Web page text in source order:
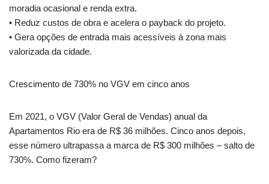
moradia ocasional e renda extra.
• Reduz custos de obra e acelera o payback do projeto.
• Gera opções de entrada mais acessíveis à zona mais
valorizada da cidade.
Crescimento de 730% no VGV em cinco anos
Em 2021, o VGV (Valor Geral de Vendas) anual da
Apartamentos Rio era de R$ 36 milhões. Cinco anos depois,
esse número ultrapassa a marca de R$ 300 milhões – salto de
730%. Como fizeram?